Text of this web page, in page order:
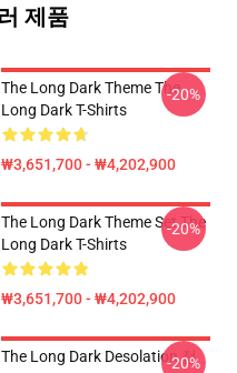
제품
The Long Dark Theme The
Long Dark T-Shirts
₩3,651,700 - ₩4,202,900
-20%
The Long Dark Theme Set The
Long Dark T-Shirts
₩3,651,700 - ₩4,202,900
-20%
The Long Dark Desolation 점
-20%